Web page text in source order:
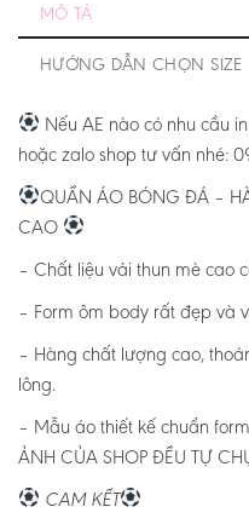
MÔ TẢ
HƯỚNG DẪN CHỌN SIZE
Nếu AE nào có nhu cầu
hoặc zalo shop tư vấn nhé:
QUẦN ÁO BÓNG ĐÁ –
CAO
– Chất liệu vải thun mè cao
– Form ôm body rất đẹp và
– Hàng chất lượng cao,
lông.
– Mẫu áo thiết kế chuẩn
ẢNH CỦA SHOP ĐỀU TỰ
CAM KẾT